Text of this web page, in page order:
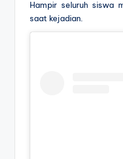
Hampir seluruh siswa
saat kejadian.